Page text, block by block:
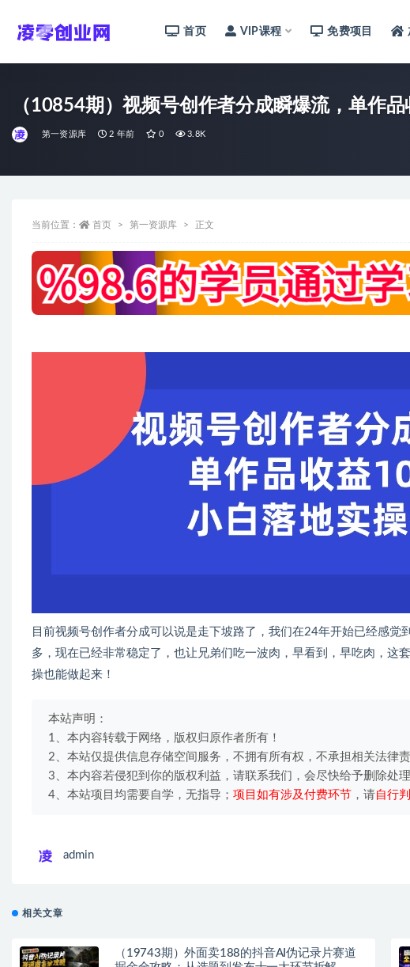
首页 VIP课程 免费项目
（10854期）视频号创作者分成瞬爆流，单作
第一资源库 2 年前 0 3.8K
当前位置： 首页 第一资源库 正文
目前视频号创作者分成可以说是走下坡路了，我们在24年开始已经感
多，现在已经非常稳定了，也让兄弟们吃一波肉，早看到，早吃肉，这
操也能做起来！
本站声明：
1、本内容转载于网络，版权归原作者所有！
2、本站仅提供信息存储空间服务，不拥有所有权，不承担相关法律责
3、本内容若侵犯到你的版权利益，请联系我们，会尽快给予删除处理
4、本站项目均需要自学，无指导； 项目如有涉及付费环节 ，请自行
admin
相关文章
（19743期）外面卖188的抖音AI伪记录片赛道